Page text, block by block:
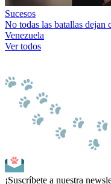
Sucesos
No todas las batallas dejan
Venezuela
Ver todos
¡Suscríbete a nuestra